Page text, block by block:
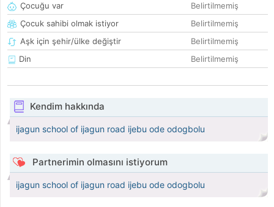
Çocuğu var
Belirtilmemiş
Çocuk sahibi olmak istiyor
Belirtilmemiş
Aşk için şehir/ülke değiştir
Belirtilmemiş
Din
Belirtilmemiş
Kendim hakkında
ijagun school of ijagun road ijebu ode odogbolu
Partnerimin olmasını istiyorum
ijagun school of ijagun road ijebu ode odogbolu